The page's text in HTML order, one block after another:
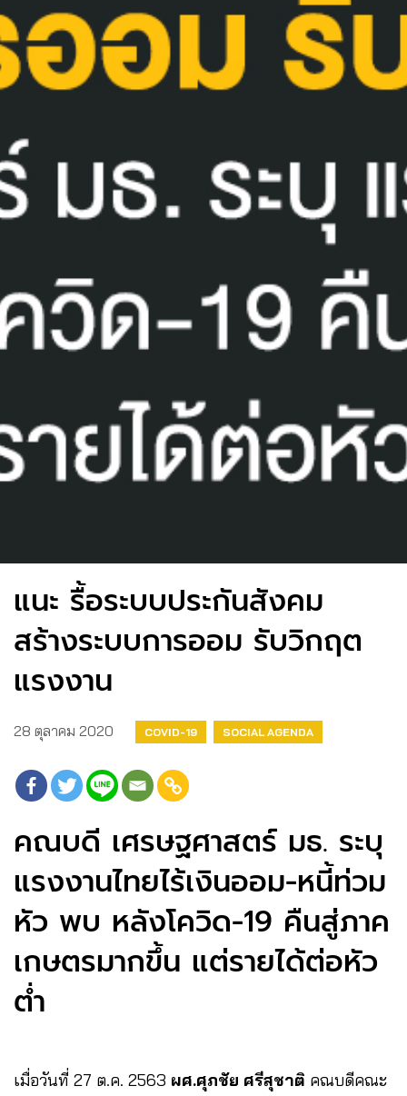
แนะ รื้อระบบประกันสังคม
สร้างระบบการออม รับวิกฤต
แรงงาน​
28 ตุลาคม 2020 COVID-19 SOCIAL AGENDA
คณบดี เศรษฐศาสตร์​ มธ.​ ระบุ
แรงงานไทยไร้เงินออม​-​หนี้ท่วม
หัว พบ หลังโควิด​-19 คืนสู่ภาค
เกษตร​มากขึ้น ​แต่รายได้ต่อหัว
ต่ำ​
เมื่อวันที่ 27​ ต.ค.​ 2563 ผศ.ศุภชัย ศรีสุชาติ คณบดีคณะ